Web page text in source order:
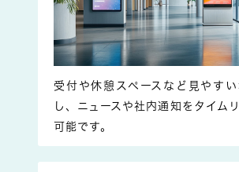
受付や休憩スペースなど見やす
し、ニュースや社内通知をタイム
可能です。